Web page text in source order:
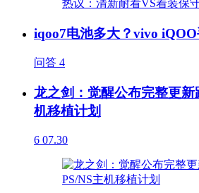
iqoo7电池多大？vivo
问答 4
龙之剑：觉醒公布完整更新
机移植计划
6 07.30